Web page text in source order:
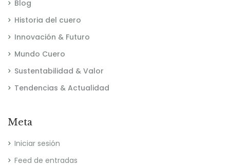
Blog
Historia del cuero
Innovación & Futuro
Mundo Cuero
Sustentabilidad & Valor
Tendencias & Actualidad
Meta
Iniciar sesión
Feed de entradas